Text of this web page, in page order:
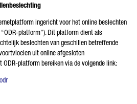
ingericht voor het online beslechten
platform”). Dit platform dient als
beslechten van geschillen betreffende
uit online afgesloten
ODR-platform bereiken via de volgende link: